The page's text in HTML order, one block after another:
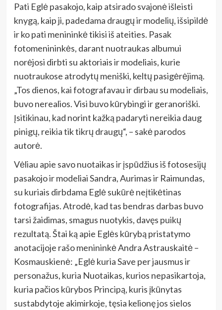
Pati Eglė pasakojo, kaip atsirado svajonė išleisti
knygą, kaip ji, padedama draugų ir modelių, išsipildė
ir ko pati menininkė tikisi iš ateities. Pasak
fotomenininkės, darant nuotraukas albumui
norėjosi dirbti su aktoriais ir modeliais, kurie
nuotraukose atrodytų meniški, keltų pasigėrėjimą.
„Tos dienos, kai fotografavau ir dirbau su modeliais,
buvo nerealios. Visi buvo kūrybingi ir geranoriški.
Įsitikinau, kad norint kažką padaryti nereikia daug
pinigų, reikia tik tikrų draugų“, – sakė parodos
autorė.
Vėliau apie savo nuotaikas ir įspūdžius iš fotosesijų
pasakojo ir modeliai Sandra, Aurimas ir Raimundas,
su kuriais dirbdama Eglė sukūrė neįtikėtinas
fotografijas. Atrodė, kad tas bendras darbas buvo
tarsi žaidimas, smagus nuotykis, davęs puikų
rezultatą. Štai ką apie Eglės kūrybą pristatymo
anotacijoje rašo menininkė Andra Astrauskaitė –
Kosmauskienė: „Eglė kuria Save per jausmus ir
personažus, kuria Nuotaikas, kurios nepasikartoja,
kuria pačios kūrybos Principą, kuris įkūnytas
sustabdytoje akimirkoje, tęsia kelionę jos sielos